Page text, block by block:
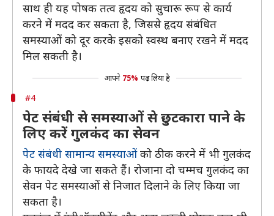
साथ ही यह पोषक तत्व हृदय को सुचारू रूप से कार्य
करने में मदद कर सकता है, जिससे हृदय संबंधित
समस्याओं को दूर करके इसको स्वस्थ बनाए रखने में मदद
मिल सकती है।
आपने 75% पढ़ लिया है
#4
पेट संबंधी से समस्याओं से छुटकारा पाने के
लिए करें गुलकंद का सेवन
पेट संबंधी सामान्य समस्याओंको ठीक करने में भी गुलकंद
के फायदे देखे जा सकते हैं। रोजाना दो चम्मच गुलकंद का
सेवन पेट समस्याओं से निजात दिलाने के लिए किया जा
सकता है।